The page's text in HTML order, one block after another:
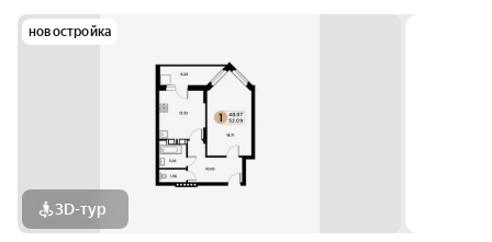
новостройка
3D-тур